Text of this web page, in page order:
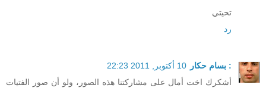
تحيتي
رد
: بسام حكار
10 أكتوبر, 2011 22:23
أشكرك اخت أمال على مشاركتنا هذه الصور، ولو أن صور الفتيات